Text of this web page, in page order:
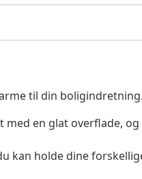
til din boligindretning.
en glat overflade, og
kan holde dine